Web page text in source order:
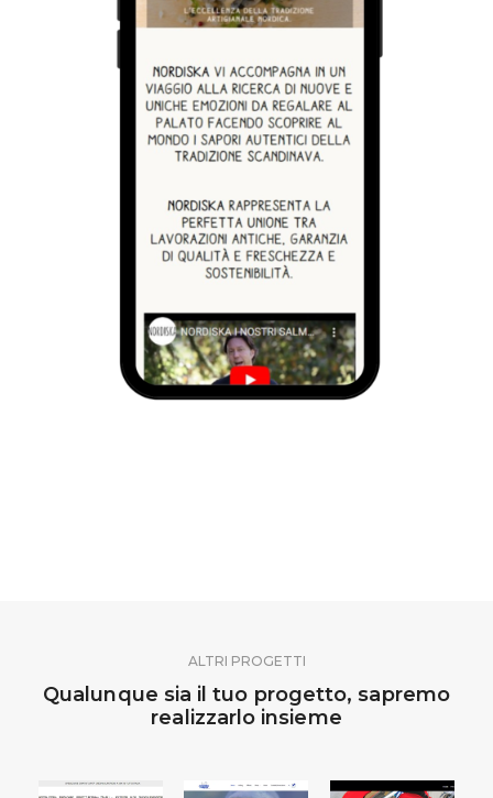
ALTRI PROGETTI
Qualunque sia il tuo progetto, sapremo
realizzarlo insieme